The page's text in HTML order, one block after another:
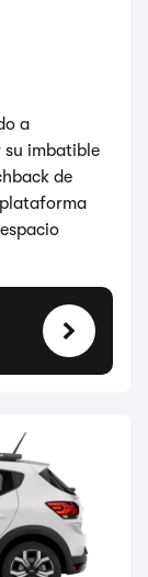
a
su imbatible
de